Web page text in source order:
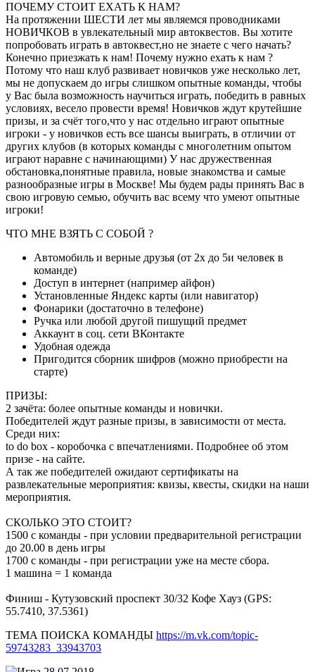
ПОЧЕМУ СТОИТ ЕХАТЬ К НАМ?
На протяжении ШЕСТИ лет мы являемся проводниками
НОВИЧКОВ в увлекательный мир автоквестов. Вы хотите
попробовать играть в автоквест,но не знаете с чего начать?
Конечно приезжать к нам! Почему нужно ехать к нам ?
Потому что наш клуб развивает новичков уже несколько лет,
мы не допускаем до игры слишком опытные команды, чтобы
у Вас была возможность научиться играть, победить в равных
условиях, весело провести время! Новичков ждут крутейшие
призы, и за счёт того,что у нас отдельно играют опытные
игроки - у новичков есть все шансы выиграть, в отличии от
других клубов (в которых команды с многолетним опытом
играют наравне с начинающими) У нас дружественная
обстановка,понятные правила, новые знакомства и самые
разнообразные игры в Москве! Мы будем рады принять Вас в
свою игровую семью, обучить вас всему что умеют опытные
игроки!
ЧТО МНЕ ВЗЯТЬ С СОБОЙ ?
Автомобиль и верные друзья (от 2х до 5и человек в
команде)
Доступ в интернет (например айфон)
Установленные Яндекс карты (или навигатор)
Фонарики (достаточно в телефоне)
Ручка или любой другой пишущий предмет
Аккаунт в соц. сети ВКонтакте
Удобная одежда
Пригодится сборник шифров (можно приобрести на
старте)
ПРИЗЫ:
2 зачёта: более опытные команды и новички.
Победителей ждут разные призы, в зависимости от места.
Среди них:
to do box - коробочка с впечатлениями. Подробнее об этом
призе - на сайте.
А так же победителей ожидают сертификаты на
развлекательные мероприятия: квизы, квесты, скидки на наши
мероприятия.
СКОЛЬКО ЭТО СТОИТ?
1500 с команды - при условии предварительной регистрации
до 20.00 в день игры
1700 с команды - при регистрации уже на месте сбора.
1 машина = 1 команда
Финиш - Кутузовский проспект 30/32 Кофе Хауз (GPS:
55.7410, 37.5361)
ТЕМА ПОИСКА КОМАНДЫ https://m.vk.com/topic-
59743283_33943703